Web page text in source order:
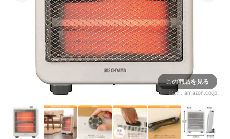
この商品を見る
出典： amazon.co.jp